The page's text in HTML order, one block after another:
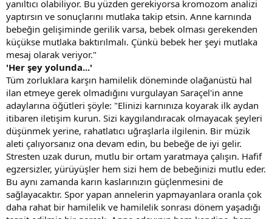
yanıltıcı olabiliyor. Bu yüzden gerekiyorsa kromozom analizi
yaptırsın ve sonuçlarını mutlaka takip etsin. Anne karnında
bebeğin gelişiminde gerilik varsa, bebek olması gerekenden
küçükse mutlaka baktırılmalı. Çünkü bebek her şeyi mutlaka
mesaj olarak veriyor."
'Her şey yolunda...'
Tüm zorluklara karşın hamilelik döneminde olağanüstü hal
ilan etmeye gerek olmadığını vurgulayan Saraçel'in anne
adaylarına öğütleri şöyle: "Elinizi karnınıza koyarak ilk aydan
itibaren iletişim kurun. Sizi kaygılandıracak olmayacak şeyleri
düşünmek yerine, rahatlatıcı uğraşlarla ilgilenin. Bir müzik
aleti çalıyorsanız ona devam edin, bu bebeğe de iyi gelir.
Stresten uzak durun, mutlu bir ortam yaratmaya çalışın. Hafif
egzersizler, yürüyüşler hem sizi hem de bebeğinizi mutlu eder.
Bu aynı zamanda karın kaslarınızın güçlenmesini de
sağlayacaktır. Spor yapan annelerin yapmayanlara oranla çok
daha rahat bir hamilelik ve hamilelik sonrası dönem yaşadığı